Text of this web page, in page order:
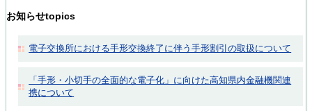
お知らせtopics
電子交換所における手形交換終了に伴う手形割引の取扱について
「手形・小切手の全面的な電子化」に向けた高知県内金融機関連
携について